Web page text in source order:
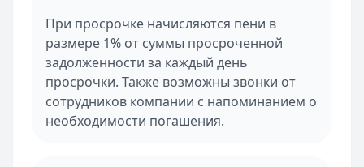
При просрочке начисляются пени в
размере 1% от суммы просроченной
задолженности за каждый день
просрочки. Также возможны звонки от
сотрудников компании с напоминанием о
необходимости погашения.